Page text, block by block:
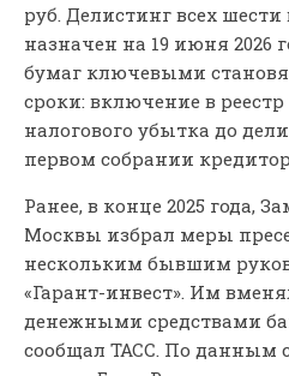
руб. Делистинг всех
назначен на 19 июня 2026
бумаг ключевыми
сроки: включение в
налогового убытка до
первом собрании
Ранее, в конце 2025 года,
Москвы избрал меры
нескольким бывшим
«Гарант-инвест». Им
денежными средствами
сообщал ТАСС. По данным